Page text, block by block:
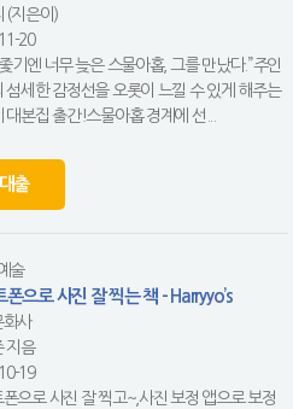
(지은이)
20
기엔 너무 늦은 스물아홉, 그를 만났다.”주인
섬세한 감정선을 오롯이 느낄 수 있게 해주는
대본집 출간!스물아홉 경계에 선...
대출
술
폰으로 사진 잘 찍는 책 - Harryyo’s
화사
지음
19
으로 사진 잘 찍고~,사진 보정 앱으로 보정